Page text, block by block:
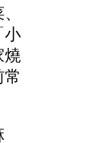
小
燒
常